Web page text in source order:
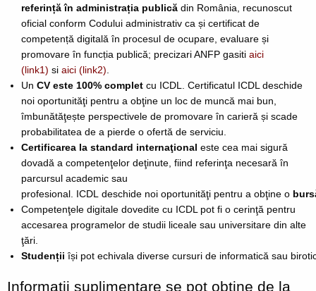
referință în administrația publică din România, recunoscut
oficial conform Codului administrativ ca și certificat de
competență digitală în procesul de ocupare, evaluare și
promovare în funcția publică; precizari ANFP gasiti aici
(link1) si aici (link2)
Un CV este 100% complet cu ICDL. Certificatul ICDL deschide
noi oportunităţi pentru a obţine un loc de muncă mai bun,
îmbunătăţește perspectivele de promovare în carieră și scade
probabilitatea de a pierde o ofertă de serviciu.
Certificarea la standard internaţional este cea mai sigură
dovadă a competenţelor deţinute, fiind referinţa necesară în
parcursul academic sau
profesional. ICDL deschide noi oportunităţi pentru a obţine o
Competenţele digitale dovedite cu ICDL pot fi o cerinţă pentru
accesarea programelor de studii liceale sau universitare din alte
ţări.
Studențiiîși pot echivala diverse cursuri de informatică sau
Informații suplimentare se pot obține de la